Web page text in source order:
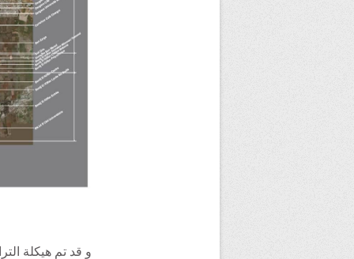
و قد تم هيكلة